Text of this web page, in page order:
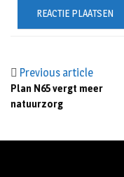
Previous article
Plan N65 vergt meer
natuurzorg